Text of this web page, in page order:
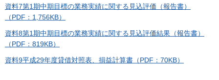
資料7第1期中期目標の業務実績に関する見込評価（報告書）
（PDF：1,756KB）
資料8第1期中期目標の業務実績に関する見込評価結果（報告書）
（PDF：819KB）
資料9平成29年度貸借対照表、損益計算書（PDF：70KB）